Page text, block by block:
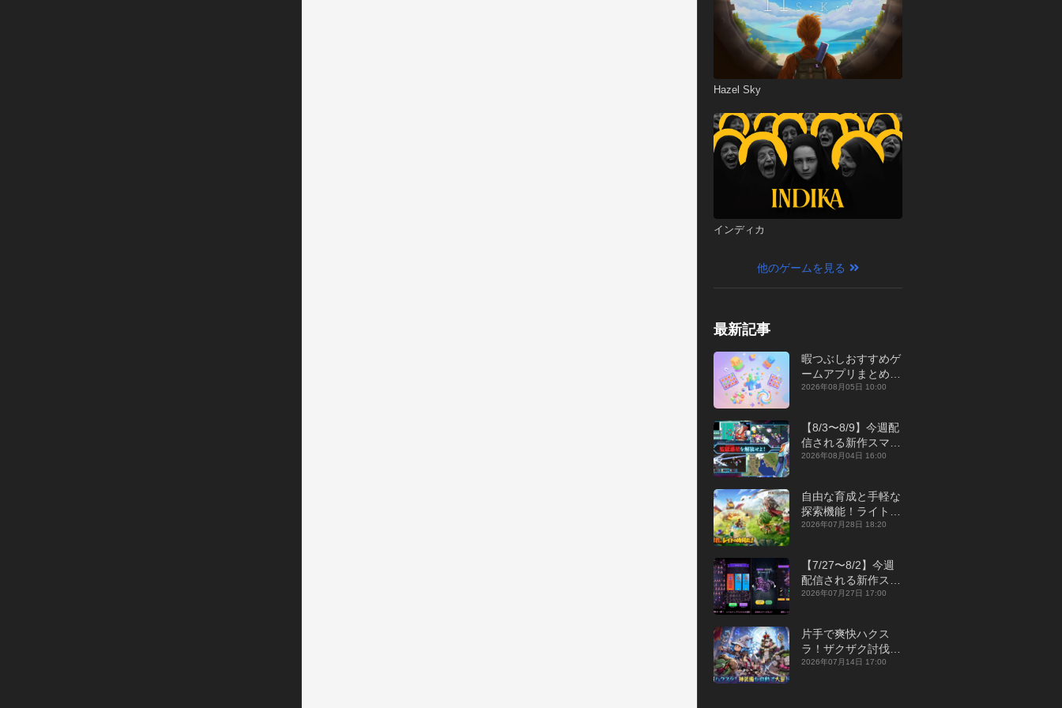
Hazel Sky
インディカ
他のゲームを見る
最新記事
暇つぶしおすすめゲ
ームアプリまとめ｜
オフライン対応あり
2026年08月05日 10:00
【8/3〜8/9】今週配
信される新作スマホ
ゲームをまとめてお
2026年08月04日 16:00
自由な育成と手軽な
探索機能！ライトカ
ジュアルMMORPG
P】
2026年07月28日 18:20
【7/27〜8/2】今週
配信される新作スマ
ホゲームをまとめて
2026年07月27日 17:00
片手で爽快ハクス
ラ！ザクザク討伐し
て神装備を集める放
2026年07月14日 17:00